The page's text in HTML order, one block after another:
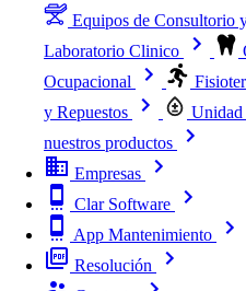
Equipos de Consultorio
Laboratorio Clinico
Ocupacional
y Repuestos
Unidad
nuestros productos
Empresas
Clar Software
App Mantenimiento
Resolución